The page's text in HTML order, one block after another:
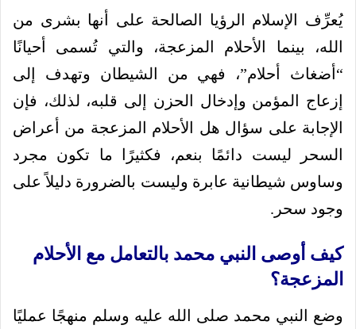
يُعرِّف الإسلام الرؤيا الصالحة على أنها بشرى من
الله، بينما الأحلام المزعجة، والتي تُسمى أحيانًا
“أضغاث أحلام”، فهي من الشيطان وتهدف إلى
إزعاج المؤمن وإدخال الحزن إلى قلبه، لذلك، فإن
الإجابة على سؤال هل الأحلام المزعجة من أعراض
السحر ليست دائمًا بنعم، فكثيرًا ما تكون مجرد
وساوس شيطانية عابرة وليست بالضرورة دليلاً على
وجود سحر.
كيف أوصى النبي محمد بالتعامل مع الأحلام
المزعجة؟
وضع النبي محمد صلى الله عليه وسلم منهجًا عمليًا